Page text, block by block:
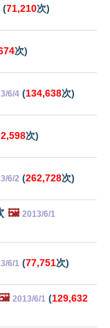
(71,210次)
次)
6/4 (134,638次)
次)
6/2 (262,728次)
🖼️ 2013/6/1
6/1 (77,751次)
2013/6/1 (129,632